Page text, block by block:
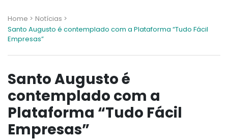
Home > Notícias >
Santo Augusto é contemplado com a Plataforma “Tudo Fácil
Empresas”
Santo Augusto é
contemplado com a
Plataforma “Tudo Fácil
Empresas”